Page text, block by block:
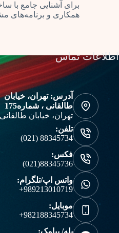
برای آشنایی جامع با
همکاری و برنامه‌های
اطلاعات تماس
آدرس: تهران، خیابان
طالقانی ، شماره175
تهران، خیابان طالقانی
تلفن:
88345734 (021)
فکس:
88345736(021)
واتس اپ/تلگرام:
989213010719+
موبایل:
982188345734+
بله/ پیامک: